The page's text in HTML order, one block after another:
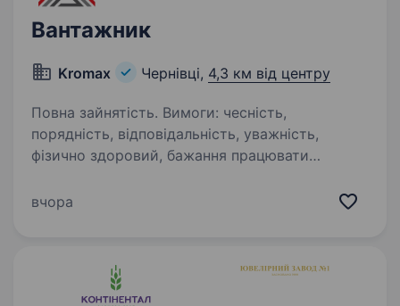
Вантажник
Kromax Чернівці, 4,3 км від центру
Повна зайнятість. Вимоги: чесність,
порядність, відповідальність, уважність,
фізично здоровий, бажання працювати
Умови роботи: офіційне працевлаштування,
вчора